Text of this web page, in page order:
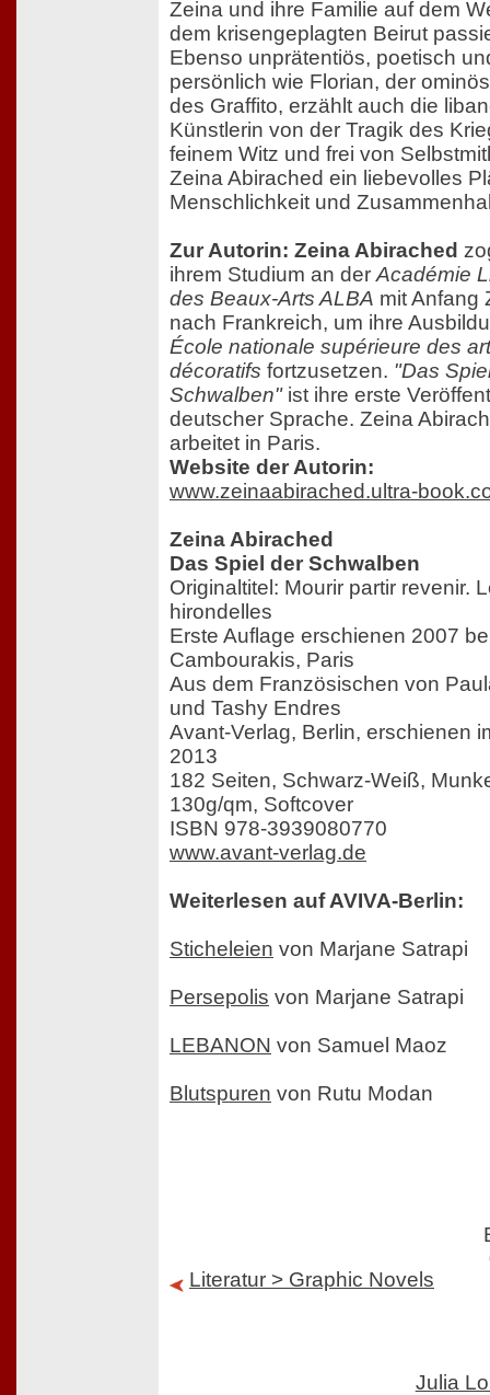
Zeina und ihre Familie auf dem
dem krisengeplagten Beirut
Ebenso unprätentiös, poetisch
persönlich wie Florian, der
des Graffito, erzählt auch die
Künstlerin von der Tragik des
feinem Witz und frei von
Zeina Abirached ein liebevolles
Menschlichkeit und
Zur Autorin: Zeina Abirached
ihrem Studium an der Académie
des Beaux-Arts ALBA mit Anfang
nach Frankreich, um ihre
École nationale supérieure des
décoratifs fortzusetzen. "Das
Schwalben"ist ihre erste
deutscher Sprache. Zeina
arbeitet in Paris.
Website der Autorin:
www.zeinaabirached.ultra-
Zeina Abirached
Das Spiel der Schwalben
Originaltitel: Mourir partir revenir.
hirondelles
Erste Auflage erschienen 2007
Cambourakis, Paris
Aus dem Französischen von
und Tashy Endres
Avant-Verlag, Berlin, erschienen
2013
182 Seiten, Schwarz-Weiß,
130g/qm, Softcover
ISBN 978-3939080770
www.avant-verlag.de
Weiterlesen auf AVIVA-Berlin:
Sticheleien von Marjane Satrapi
Persepolis von Marjane Satrapi
LEBANON von Samuel Maoz
Blutspuren von Rutu Modan
Literatur > Graphic Novels
Julia